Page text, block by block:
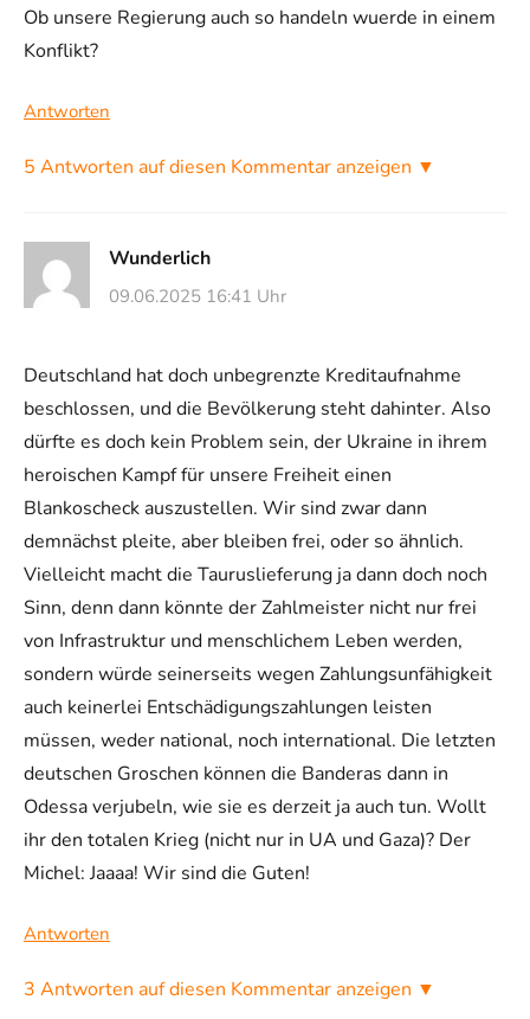
Ob unsere Regierung auch so handeln wuerde in einem
Konflikt?
Antworten
5 Antworten auf diesen Kommentar anzeigen ▼
Wunderlich
09.06.2025 16:41 Uhr
Deutschland hat doch unbegrenzte Kreditaufnahme
beschlossen, und die Bevölkerung steht dahinter. Also
dürfte es doch kein Problem sein, der Ukraine in ihrem
heroischen Kampf für unsere Freiheit einen
Blankoscheck auszustellen. Wir sind zwar dann
demnächst pleite, aber bleiben frei, oder so ähnlich.
Vielleicht macht die Tauruslieferung ja dann doch noch
Sinn, denn dann könnte der Zahlmeister nicht nur frei
von Infrastruktur und menschlichem Leben werden,
sondern würde seinerseits wegen Zahlungsunfähigkeit
auch keinerlei Entschädigungszahlungen leisten
müssen, weder national, noch international. Die letzten
deutschen Groschen können die Banderas dann in
Odessa verjubeln, wie sie es derzeit ja auch tun. Wollt
ihr den totalen Krieg (nicht nur in UA und Gaza)? Der
Michel: Jaaaa! Wir sind die Guten!
Antworten
3 Antworten auf diesen Kommentar anzeigen ▼